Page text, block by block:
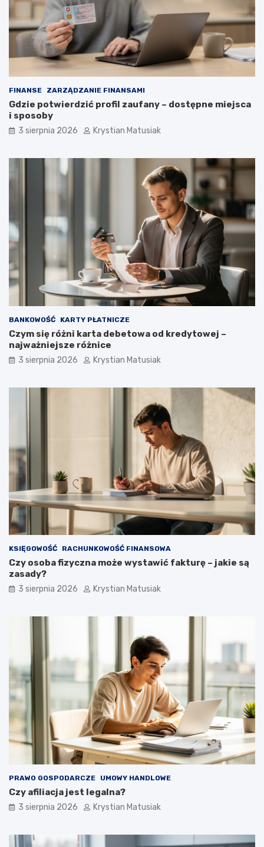
FINANSE ZARZĄDZANIE FINANSAMI
Gdzie potwierdzić profil zaufany – dostępne miejsca
i sposoby
3 sierpnia 2026 Krystian Matusiak
BANKOWOŚĆ KARTY PŁATNICZE
Czym się różni karta debetowa od kredytowej –
najważniejsze różnice
3 sierpnia 2026 Krystian Matusiak
KSIĘGOWOŚĆ RACHUNKOWOŚĆ FINANSOWA
Czy osoba fizyczna może wystawić fakturę – jakie są
zasady?
3 sierpnia 2026 Krystian Matusiak
PRAWO GOSPODARCZE UMOWY HANDLOWE
Czy afiliacja jest legalna?
3 sierpnia 2026 Krystian Matusiak